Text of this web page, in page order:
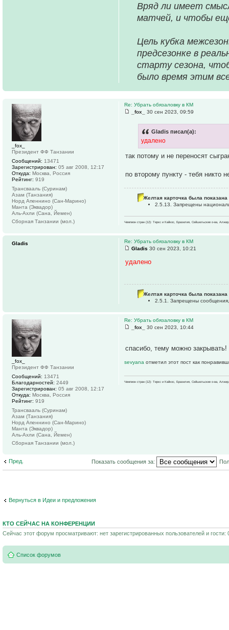
Вряд ли имеет
матчей, и чтобы
Цель кубка
предсезонке в
старту сезона,
было время этим
Re: Убрать обязаловку в КМ
_fox_
30 сен 2023, 09:59
Gladis писал(а):
удалено
так потому и не переносят
по второму пункту - тебя никто
Желтая карточка была показана
2.5.13. Запрещены
Чемпион стран (12): Теркс и Кайкос, Бразилия, Сейшельские о-ва,
_fox_
Президент ФФ Танзании
Сообщений: 13471
Зарегистрирован: 05 авг 2008, 12:17
Откуда: Москва, Россия
Рейтинг: 919
Трансвааль (Суринам)
Азам (Танзания)
Норд Апеннино (Сан-Марино)
Манта (Эквадор)
Аль-Ахли (Сана, Йемен)
Сборная Танзании (мол.)
Re: Убрать обязаловку в КМ
Gladis 30 сен 2023, 10:21
удалено
Желтая карточка была показана
2.5.1. Запрещены
Gladis
Re: Убрать обязаловку в КМ
_fox_
30 сен 2023, 10:44
спасибо, тему можно закрывать!
sevyana отметил этот пост как
Чемпион стран (12): Теркс и Кайкос, Бразилия, Сейшельские о-ва,
_fox_
Президент ФФ Танзании
Сообщений: 13471
Благодарностей: 2449
Зарегистрирован: 05 авг 2008, 12:17
Откуда: Москва, Россия
Рейтинг: 919
Трансвааль (Суринам)
Азам (Танзания)
Норд Апеннино (Сан-Марино)
Манта (Эквадор)
Аль-Ахли (Сана, Йемен)
Сборная Танзании (мол.)
Пред. Показать сообщения за:
Вернуться в Идеи и предложения
КТО СЕЙЧАС НА КОНФЕРЕНЦИИ
Сейчас этот форум просматривают: нет зарегистрированных пользователей и гости:
Список форумов